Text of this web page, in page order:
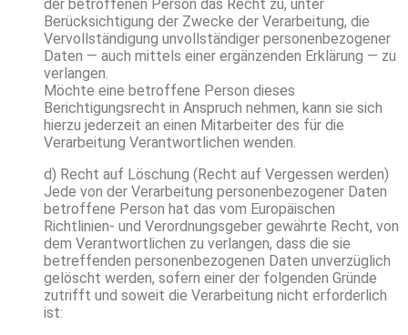
der betroffenen Person das Recht zu, unter
Berücksichtigung der Zwecke der Verarbeitung, die
Vervollständigung unvollständiger personenbezogener
Daten — auch mittels einer ergänzenden Erklärung — zu
verlangen.
Möchte eine betroffene Person dieses
Berichtigungsrecht in Anspruch nehmen, kann sie sich
hierzu jederzeit an einen Mitarbeiter des für die
Verarbeitung Verantwortlichen wenden.
d) Recht auf Löschung (Recht auf Vergessen werden)
Jede von der Verarbeitung personenbezogener Daten
betroffene Person hat das vom Europäischen
Richtlinien- und Verordnungsgeber gewährte Recht, von
dem Verantwortlichen zu verlangen, dass die sie
betreffenden personenbezogenen Daten unverzüglich
gelöscht werden, sofern einer der folgenden Gründe
zutrifft und soweit die Verarbeitung nicht erforderlich
ist: